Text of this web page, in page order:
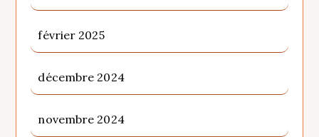
février 2025
décembre 2024
novembre 2024